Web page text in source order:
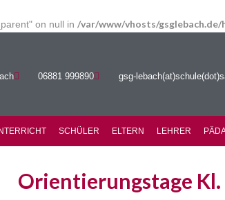
on null in /var/www/vhosts/
06881 999890 gsg-
SCHÜLER ELTERN LEHRER
Orientierungstage Kl.